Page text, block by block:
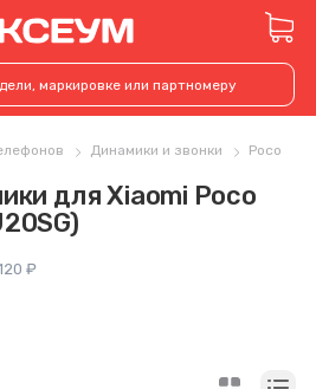
Динамики и звонки
Poco
для Xiaomi Poco
₽